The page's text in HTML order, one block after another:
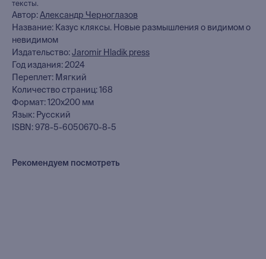
тексты.
Автор: Александр Черноглазов
Название: Казус кляксы. Новые размышления о видимом о
невидимом
Издательство: Jaromir Hladik press
Год издания: 2024
Переплет: Мягкий
Количество страниц: 168
Формат: 120х200 мм
Язык: Русский
ISBN: 978-5-6050670-8-5
Рекомендуем посмотреть
книжный интернет-магазин
из Петербурга
Каталог
Выбор Бартлби